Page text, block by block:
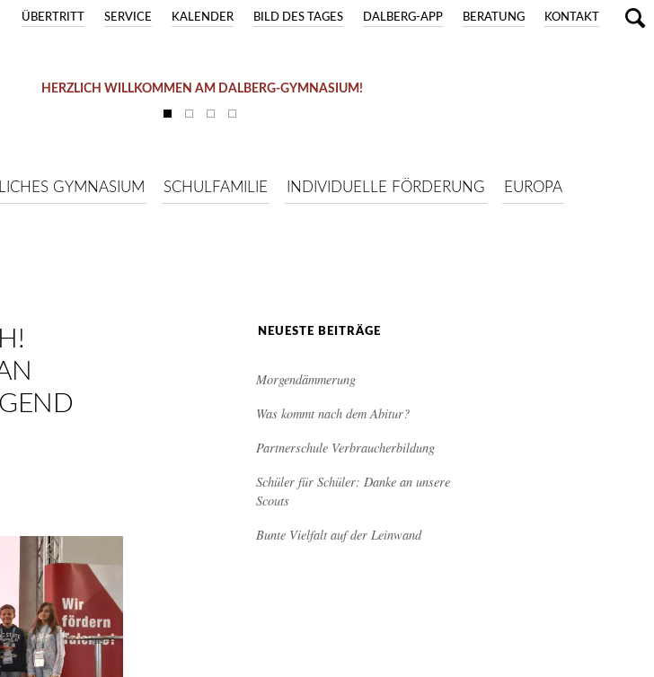
KONTAKT
BERATUNG
DALBERG-APP
BILD DES TAGES
KALENDER
SERVICE
ÜBERTRITT
HERZLICH WILLKOMMEN AM DALBERG-GYMNASIUM!
GYMNASIUM SCHULFAMILIE INDIVIDUELLE FÖRDERUNG EUROPA
NEUESTE BEITRÄGE
Morgendämmerung
Was kommt nach dem Abitur?
Partnerschule Verbraucherbildung
Schüler für Schüler: Danke an unsere
Scouts
Bunte Vielfalt auf der Leinwand